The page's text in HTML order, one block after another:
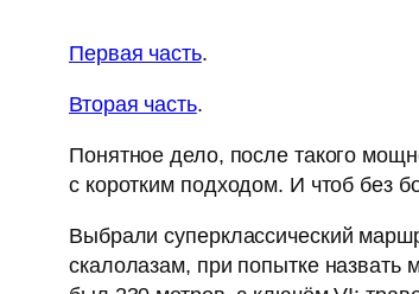
Первая часть.
Вторая часть.
Понятное дело, после такого
с коротким подходом. И чтоб без
Выбрали суперклассический
скалолазам, при попытке